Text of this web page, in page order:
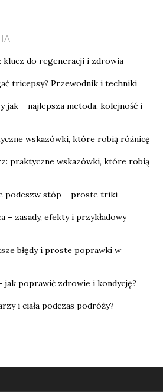
do regeneracji i zdrowia
tricepsy? Przewodnik i techniki
jak – najlepsza metoda, kolejność i
wskazówki, które robią różnicę
praktyczne wskazówki, które robią
podeszw stóp – proste triki
– zasady, efekty i przykładowy
błędy i proste poprawki w
jak poprawić zdrowie i kondycję?
i ciała podczas podróży?